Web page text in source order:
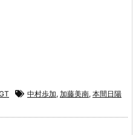
中村歩加, 加藤美南, 本間日陽